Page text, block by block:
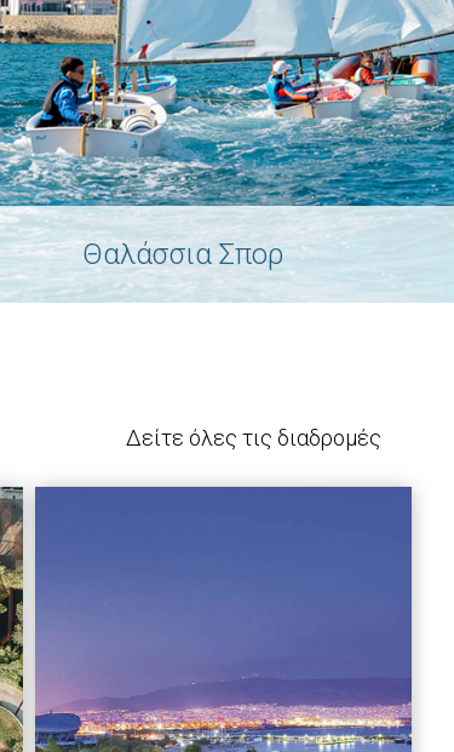
Θαλάσσια Σπορ
Δείτε όλες τις διαδρομές